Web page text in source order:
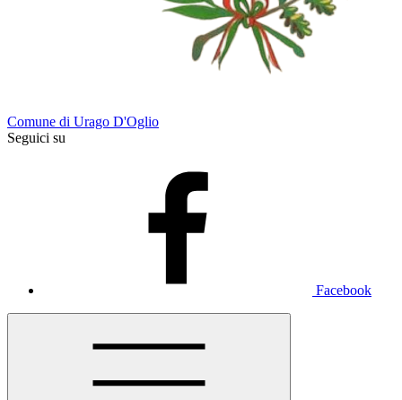
Comune di Urago D'Oglio
Seguici su
Facebook